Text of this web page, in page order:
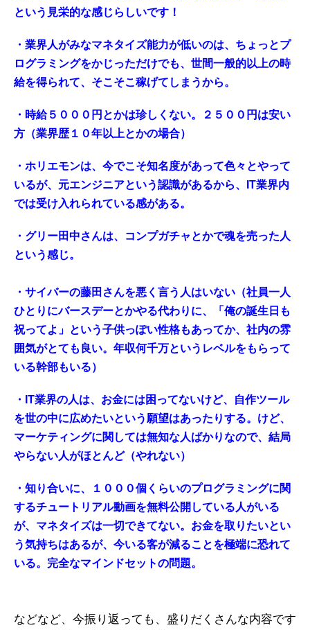
という見栄的な感じらしいです！
・業界人がみなマネタイズ能力が低いのは、ちょっとプ
ログラミングをかじっただけでも、世間一般的以上の時
給を得られて、そこそこ稼げてしまうから。
・時給５０００円とかは珍しくない。２５００円は安い
方（業界歴１０年以上とかの場合）
・ホリエモンは、今でこそ知名度があって色々とやって
いるが、元エンジニアという認識があるから、IT業界内
では受け入れられている感がある。
・グリー田中さんは、コンプガチャとかで魂を売った人
という感じ。
・サイバーの藤田さんを悪く言う人はいない（社員一人
ひとりにバースデーとかやる代わりに、「俺の誕生日も
祝ってよ」という子供っぽい性格もあってか、社内の雰
囲気がとても良い。年収何千万というレベルをもらって
いる幹部もいる）
・IT業界の人は、お金には困ってないけど、自作ツール
を世の中に広めたいという願望はあったりする。けど、
マーケティングに関しては無知な人ばかりなので、結局
やらない人がほとんど（やれない）
・知り合いに、１０００個くらいのプログラミングに関
するチュートリアル動画を無料公開している人がいる
が、マネタイズは一切できてない。お金を取りたいとい
う気持ちはあるが、今いる客が減ることを極端に恐れて
いる。完全なマインドセットの問題。
などなど、今振り返っても、盛りだくさんな内容です